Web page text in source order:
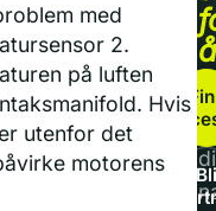
med
2.
på luften
Hvis
utenfor det
motorens
å
Bli